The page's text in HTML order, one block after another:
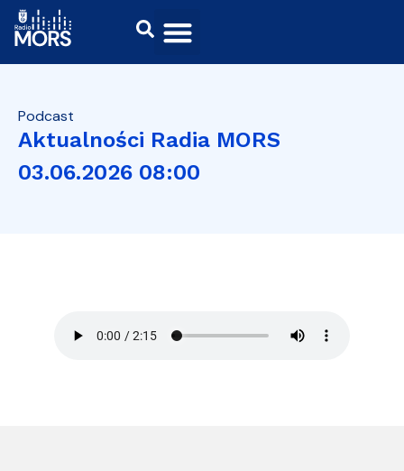
Podcast
Aktualności Radia MORS
03.06.2026 08:00